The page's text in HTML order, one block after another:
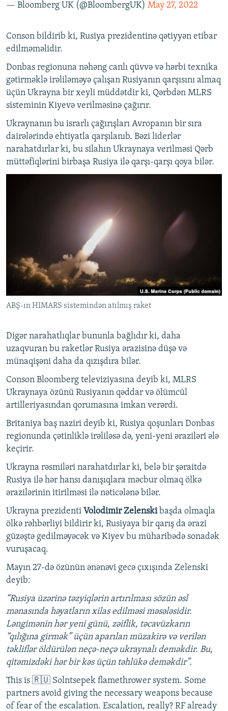
— Bloomberg UK (@BloombergUK) May 27, 2022
Conson bildirib ki, Rusiya prezidentinə qətiyyən etibar
edilməməlidir.
Donbas regionuna nəhəng canlı qüvvə və hərbi texnika
gətirməklə irəliləməyə çalışan Rusiyanın qarşısını almaq
üçün Ukrayna bir xeyli müddətdir ki, Qərbdən MLRS
sisteminin Kiyevə verilməsinə çağırır.
Ukraynanın bu israrlı çağırışları Avropanın bir sıra
dairələrində ehtiyatla qarşılanıb. Bəzi liderlər
narahatdırlar ki, bu silahın Ukraynaya verilməsi Qərb
müttəfiqlərini birbaşa Rusiya ilə qarşı-qarşı qoya bilər.
ABŞ-ın HIMARS sistemindən atılmış raket
Digər narahatlıqlar bununla bağlıdır ki, daha
uzaqvuran bu raketlər Rusiya ərazisinə düşə və
münaqişəni daha da qızışdıra bilər.
Conson Bloomberg televiziyasına deyib ki, MLRS
Ukraynaya özünü Rusiyanın qəddar və ölümcül
artilleriyasından qorumasına imkan verərdi.
Britaniya baş naziri deyib ki, Rusiya qoşunları Donbas
regionunda çətinliklə irəliləsə də, yeni-yeni əraziləri ələ
keçirir.
Ukrayna rəsmiləri narahatdırlar ki, belə bir şəraitdə
Rusiya ilə hər hansı danışıqlara məcbur olmaq ölkə
ərazilərinin itirilməsi ilə nəticələnə bilər.
Ukrayna prezidenti Volodimir Zelenskibaşda olmaqla
ölkə rəhbərliyi bildirir ki, Rusiyaya bir qarış da ərazi
güzəştə gedilməyəcək və Kiyev bu müharibədə sonadək
vuruşacaq.
Mayın 27-də özünün ənənəvi gecə çıxışında Zelenski
deyib:
“Rusiya üzərinə təzyiqlərin artırılması sözün əsl
mənasında həyatların xilas edilməsi məsələsidir.
Ləngimənin hər yeni günü, zəiflik, təcavüzkarın
“qılığına girmək” üçün aparılan müzakirə və verilən
təkliflər öldürülən neçə-neçə ukraynalı deməkdir. Bu,
qitəmizdəki hər bir kəs üçün təhlükə deməkdir”.
This is 🇷🇺 Solntsepek flamethrower system. Some
partners avoid giving the necessary weapons because
of fear of the escalation. Escalation, really? RF already